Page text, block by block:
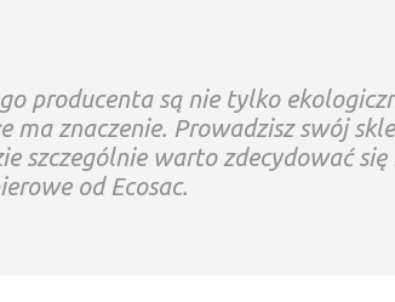
producenta są nie tylko
znaczenie. Prowadzisz swój
szczególnie warto zdecydować się
od Ecosac.